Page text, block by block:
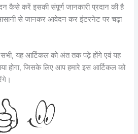
कैसे करें इसकी संपूर्ण जानकारी प्रदान की है
से जानकर आवेदन कर इंटरनेट पर चढ़ा
सभी, यह आर्टिकल को अंत तक पढ़े होंगे एवं यह
होगा, जिसके लिए आप हमारे इस आर्टिकल को